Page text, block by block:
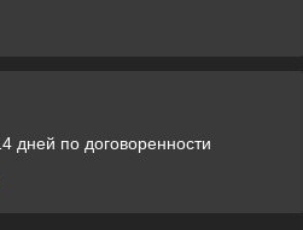
дней по договоренности